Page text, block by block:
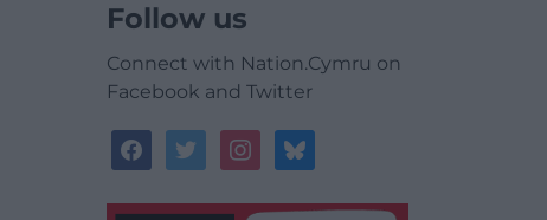
Follow us
Connect with Nation.Cymru on
Facebook and Twitter
facebooktwitterinstagrambluesky